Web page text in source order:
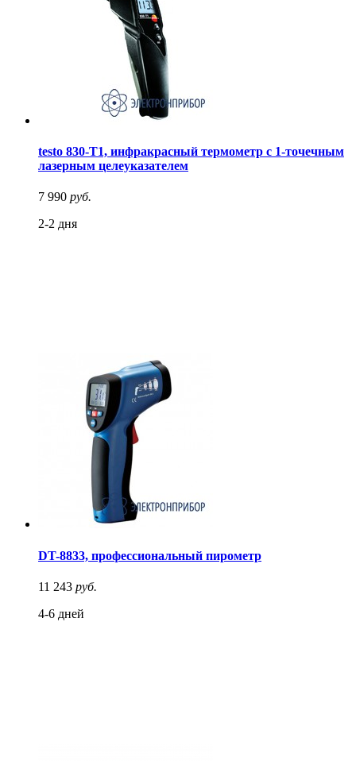
testo 830-T1, инфракрасный термометр с 1-точечным
лазерным целеуказателем
7 990 руб.
2-2 дня
DT-8833, профессиональный пирометр
11 243 руб.
4-6 дней